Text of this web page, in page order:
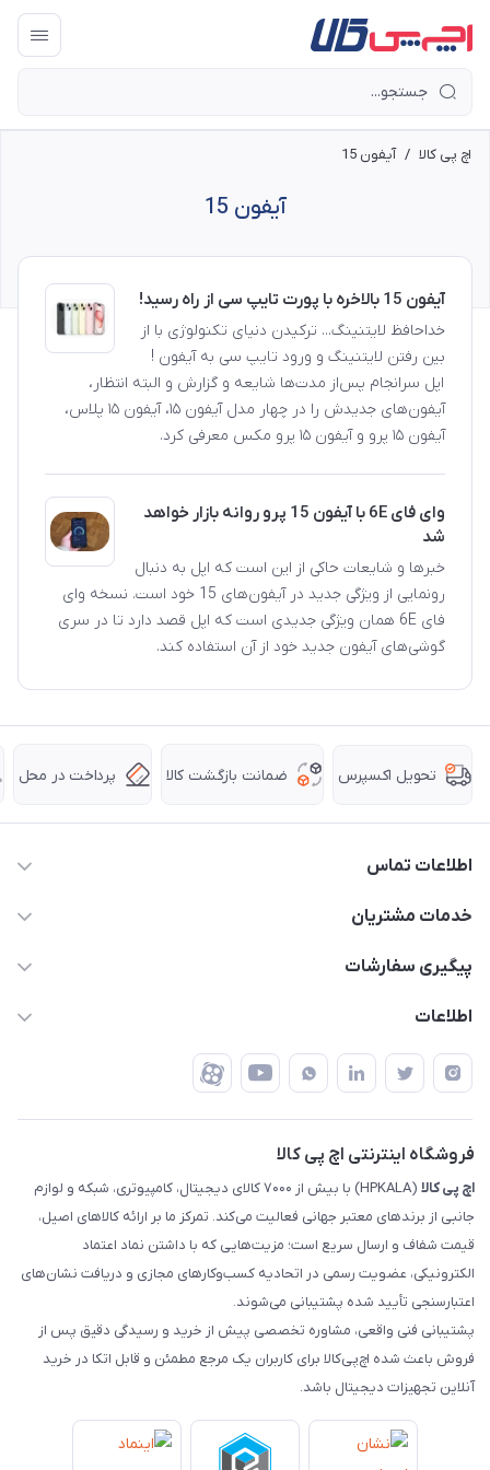
اچ پی کالا / آیفون 15
آیفون 15
آیفون 15 بالاخره با پورت تایپ سی از راه رسید!
خداحافظ لایتنینگ... ترکیدن دنیای تکنولوژی با از
بین رفتن لایتنینگ و ورود تایپ سی به آیفون !
اپل سرانجام پس‌از مدت‌ها شایعه و گزارش و البته انتظار،
آیفون‌های جدیدش را در چهار مدل آیفون ۱۵، آیفون ۱۵ پلاس،
آیفون ۱۵ پرو و آیفون ۱۵ پرو مکس معرفی کرد.
وای فای 6E با آیفون 15 پرو روانه بازار خواهد
شد
خبرها و شایعات حاکی از این است که اپل به دنبال
رونمایی از ویژگی جدید در آیفون‌های 15 خود است. نسخه وای
فای 6E همان ویژگی جدیدی است که اپل قصد دارد تا در سری
گوشی‌های آیفون جدید خود از آن استفاده کند.
تحویل اکسپرس ضمانت بازگشت کالا پرداخت در محل
اطلاعات تماس
63 0000 43 - 021
تهران - طبقه سوم تجاری - پلاک 11014
خدمات مشتریان
قوانین و مقررات
ضمانت اصالت کالا
پیگیری سفارشات
رهگیری مرسولات پست
رهگیری مرسولات چاپار
رهگیری مرسولات ماهکس
اطلاعات
درباره ما
تماس با ما
فروشگاه اینترنتی اچ پی کالا
اچ‌ پی‌ کالا
(HPKALA) با بیش از ۷۰۰۰ کالای دیجیتال، کامپیوتری، شبکه و لوازم
جانبی از برندهای معتبر جهانی فعالیت می‌کند. تمرکز ما بر ارائه کالاهای اصیل،
قیمت شفاف و ارسال سریع است؛ مزیت‌هایی که با داشتن نماد اعتماد
الکترونیکی، عضویت رسمی در اتحادیه کسب‌وکارهای مجازی و دریافت نشان‌های
اعتبارسنجی تأیید شده پشتیبانی می‌شوند.
پشتیبانی فنی واقعی، مشاوره تخصصی پیش از خرید و رسیدگی دقیق پس از
فروش باعث شده اچ‌پی‌کالا برای کاربران یک مرجع مطمئن و قابل اتکا در خرید
آنلاین تجهیزات دیجیتال باشد.